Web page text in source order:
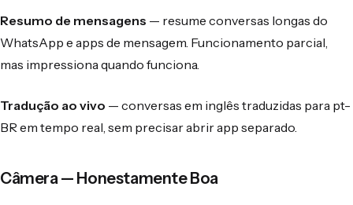
Resumo de mensagens — resume conversas longas do
WhatsApp e apps de mensagem. Funcionamento parcial,
mas impressiona quando funciona.
Tradução ao vivo — conversas em inglês traduzidas para pt-
BR em tempo real, sem precisar abrir app separado.
Câmera — Honestamente Boa